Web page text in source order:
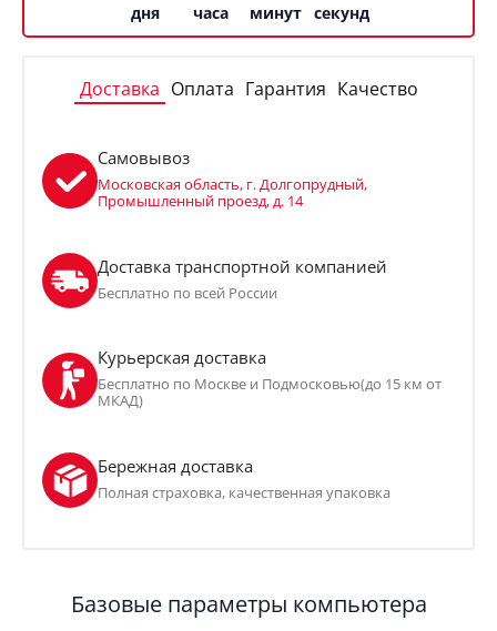
дня часа минут секунд
Доставка Оплата Гарантия Качество
Самовывоз
Московская область, г. Долгопрудный,
Промышленный проезд, д. 14
Доставка транспортной компанией
Бесплатно по всей России
Курьерская доставка
Бесплатно по Москве и Подмосковью(до 15 км от
МКАД)
Бережная доставка
Полная страховка, качественная упаковка
Базовые параметры компьютера